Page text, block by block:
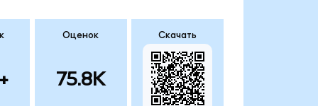
Оценок
75.8K
Скачать